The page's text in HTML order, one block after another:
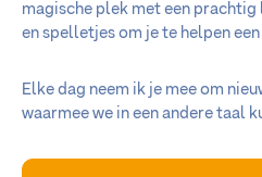
magische plek met een
en spelletjes om je te helpen
Elke dag neem ik je mee om
waarmee we in een andere taal